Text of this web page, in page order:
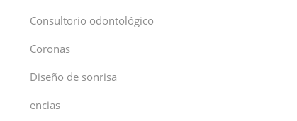
Consultorio odontológico
Coronas
Diseño de sonrisa
encias